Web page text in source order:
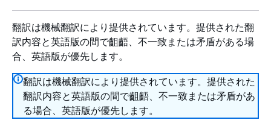
翻訳は機械翻訳により提供されています。提供された翻
訳内容と英語版の間で齟齬、不一致または矛盾がある場
合、英語版が優先します。
翻訳は機械翻訳により提供されています。提供された
翻訳内容と英語版の間で齟齬、不一致または矛盾があ
る場合、英語版が優先します。